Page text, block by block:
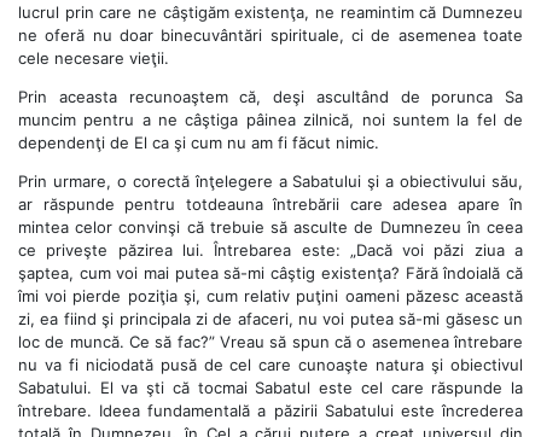
lucrul prin care ne câştigăm existenţa, ne reamintim că Dumnezeu
ne oferă nu doar binecuvântări spirituale, ci de asemenea toate
cele necesare vieţii.
Prin aceasta recunoaştem că, deşi ascultând de porunca Sa
muncim pentru a ne câştiga pâinea zilnică, noi suntem la fel de
dependenţi de El ca şi cum nu am fi făcut nimic.
Prin urmare, o corectă înţelegere a Sabatului şi a obiectivului său,
ar răspunde pentru totdeauna întrebării care adesea apare în
mintea celor convinşi că trebuie să asculte de Dumnezeu în ceea
ce priveşte păzirea lui. Întrebarea este: „Dacă voi păzi ziua a
şaptea, cum voi mai putea să-mi câştig existenţa? Fără îndoială că
îmi voi pierde poziţia şi, cum relativ puţini oameni păzesc această
zi, ea fiind şi principala zi de afaceri, nu voi putea să-mi găsesc un
loc de muncă. Ce să fac?” Vreau să spun că o asemenea întrebare
nu va fi niciodată pusă de cel care cunoaşte natura şi obiectivul
Sabatului. El va şti că tocmai Sabatul este cel care răspunde la
întrebare. Ideea fundamentală a păzirii Sabatului este încrederea
totală în Dumnezeu, în Cel a cărui putere a creat universul din